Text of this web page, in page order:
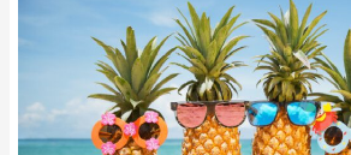
2021